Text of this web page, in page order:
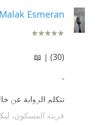
Malak Esmeran
(30) | 📖
-
تتكلم الرواية عن
قريته المسكون،